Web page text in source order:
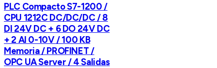
PLC Compacto S7-1200 /
CPU 1212C DC/DC/DC / 8
DI 24V DC + 6 DO 24V DC
+ 2 AI 0-10V / 100 KB
Memoria / PROFINET /
OPC UA Server / 4 Salidas